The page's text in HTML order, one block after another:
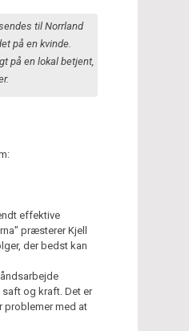
til Norrland
på en kvinde.
på en lokal betjent,
effektive
præsterer Kjell
der bedst kan
og kraft. Det er
problemer med at